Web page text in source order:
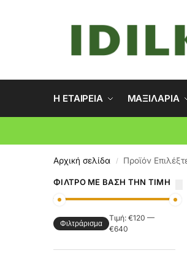
Η ΕΤΑΙΡΕΙΑ ΜΑΞΙΛΑΡΙΑ
Αρχική σελίδα / Προϊόν
ΦΊΛΤΡΟ ΜΕ ΒΆΣΗ ΤΗΝ ΤΙΜΉ
Φιλτράρισμα
Τιμή: €120 —
€640